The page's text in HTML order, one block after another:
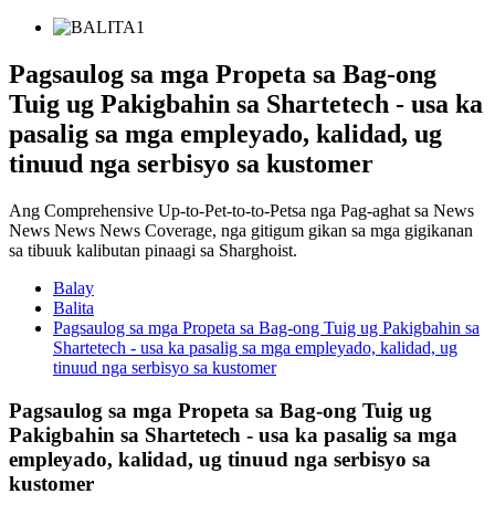
Pagsaulog sa mga Propeta sa Bag-ong
Tuig ug Pakigbahin sa Shartetech - usa ka
pasalig sa mga empleyado, kalidad, ug
tinuud nga serbisyo sa kustomer
Ang Comprehensive Up-to-Pet-to-to-Petsa nga Pag-aghat sa News
News News News Coverage, nga gitigum gikan sa mga gigikanan
sa tibuuk kalibutan pinaagi sa Sharghoist.
Balay
Balita
Pagsaulog sa mga Propeta sa Bag-ong Tuig ug Pakigbahin sa
Shartetech - usa ka pasalig sa mga empleyado, kalidad, ug
tinuud nga serbisyo sa kustomer
Pagsaulog sa mga Propeta sa Bag-ong Tuig ug
Pakigbahin sa Shartetech - usa ka pasalig sa mga
empleyado, kalidad, ug tinuud nga serbisyo sa
kustomer